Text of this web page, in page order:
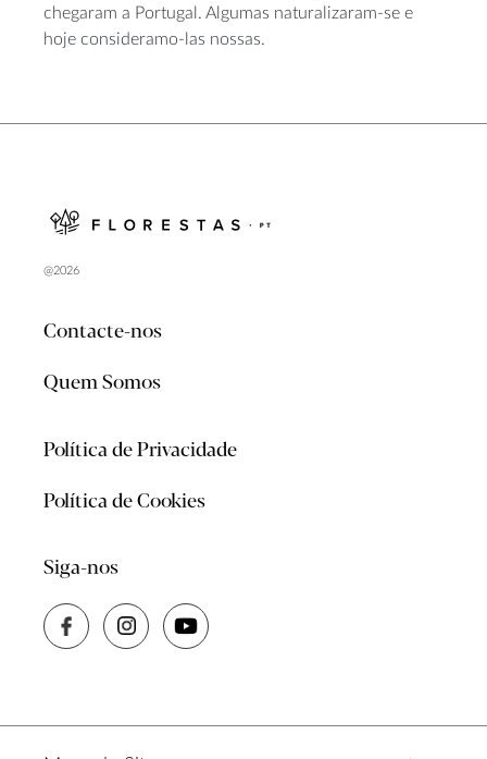
chegaram a Portugal. Algumas naturalizaram-se e
hoje consideramo-las nossas.
@2026
Contacte-nos
Quem Somos
Política de Privacidade
Política de Cookies
Siga-nos